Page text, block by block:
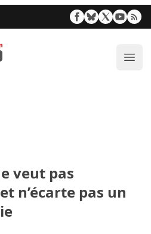
veut pas
n’écarte pas un